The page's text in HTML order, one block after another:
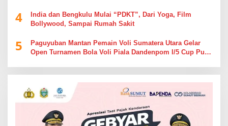
4
India dan Bengkulu Mulai “PDKT”, Dari Yoga, Film
Bollywood, Sampai Rumah Sakit
5
Paguyuban Mantan Pemain Voli Sumatera Utara Gelar
Open Turnamen Bola Voli Piala Dandenpom I/5 Cup Putra